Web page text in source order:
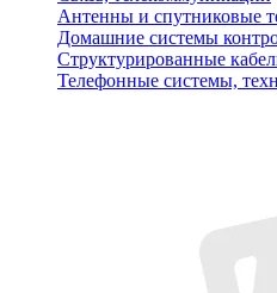
Антенны и спутниковые
Домашние системы
Структурированные
Телефонные системы,